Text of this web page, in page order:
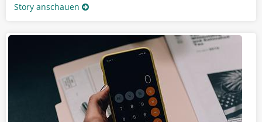
Story anschauen